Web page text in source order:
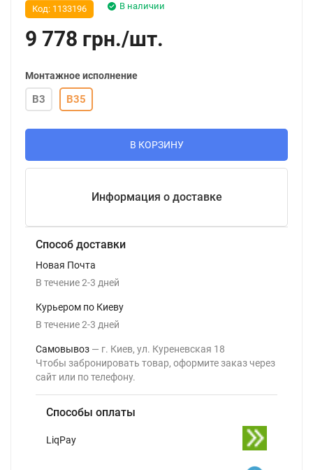
В наличии
Код: 1133196
9 778 грн./шт.
Монтажное исполнение
B3 B35
В КОРЗИНУ
Информация о доставке
Способ доставки
Новая Почта
В течение2-3 дней
Курьером по Киеву
В течение2-3 дней
Самовывоз
г. Киев, ул. Куреневская 18
Чтобы забронировать товар, оформите заказ через
сайт или по телефону.
Способы оплаты
LiqPay